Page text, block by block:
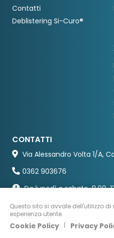
Contatti
Deblistering Si-Curo®
CONTATTI
Via Alessandro Volta 1/A,
0362 903676
Da lunedì a sabato, 8.00-
Questo sito si avvale dell'utilizzo
esperienza utente.
Cookie Policy | Privacy